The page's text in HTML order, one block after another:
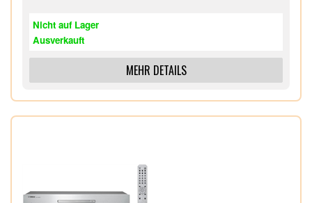
vollständigem Laden (ca. 3 Stunden)
Wandmontage mit Befestigungspunkt für genormte
Nicht auf Lager
Ausverkauft
MEHR DETAILS